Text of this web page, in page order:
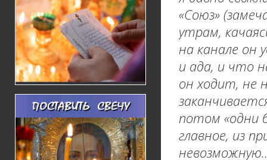
«Союз»
утрам,
на канале он
и ада, и что
он ходит, не
потом «одни
главное, из